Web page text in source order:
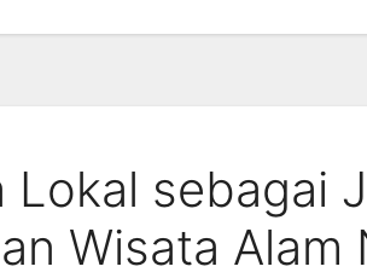
Lokal sebagai
Wisata Alam